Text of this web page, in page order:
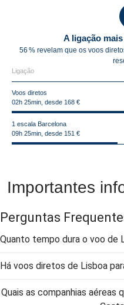
A ligação
56 % revelam que os voos
Ligação
Voos diretos
02h 25min, desde 168 €
1 escala Barcelona
09h 25min, desde 151 €
Importantes
Perguntas
Quanto tempo dura o voo de
Há voos diretos de Lisboa
Quais as companhias aéreas